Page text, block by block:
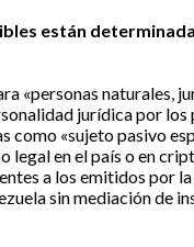
están
«personas naturales,
jurídica por los
como «sujeto pasivo
legal en el país o en
a los emitidos por
sin mediación de